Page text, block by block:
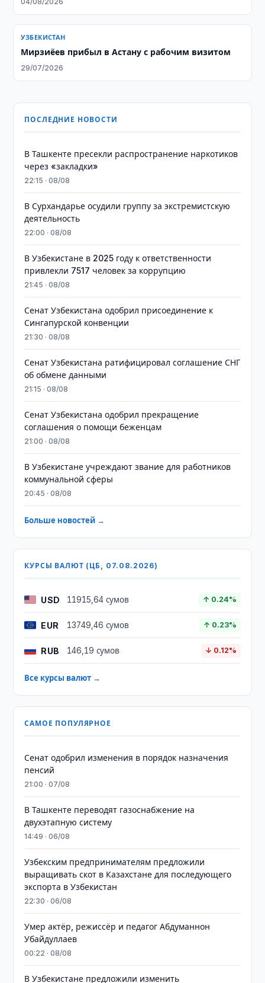
УЗБЕКИСТАН
Мирзиёев прибыл в Астану с рабочим визитом
29/07/2026
ПОСЛЕДНИЕ НОВОСТИ
В Ташкенте пресекли распространение наркотиков
через «закладки»
22:15 · 08/08
В Сурхандарье осудили группу за экстремистскую
деятельность
22:00 · 08/08
В Узбекистане в 2025 году к ответственности
привлекли 7517 человек за коррупцию
21:45 · 08/08
Сенат Узбекистана одобрил присоединение к
Сингапурской конвенции
21:30 · 08/08
Сенат Узбекистана ратифицировал соглашение СНГ
об обмене данными
21:15 · 08/08
Сенат Узбекистана одобрил прекращение
соглашения о помощи беженцам
21:00 · 08/08
В Узбекистане учреждают звание для работников
коммунальной сферы
20:45 · 08/08
Больше новостей →
КУРСЫ ВАЛЮТ (ЦБ, 07.08.2026)
USD 11915,64 сумов ↑ 0.24%
EUR 13749,46 сумов ↑ 0.23%
RUB 146,19 сумов ↓ 0.12%
Все курсы валют →
САМОЕ ПОПУЛЯРНОЕ
Сенат одобрил изменения в порядок назначения
пенсий
21:00 · 07/08
В Ташкенте переводят газоснабжение на
двухэтапную систему
14:49 · 06/08
Узбекским предпринимателям предложили
выращивать скот в Казахстане для последующего
экспорта в Узбекистан
22:30 · 06/08
Умер актёр, режиссёр и педагог Абдуманнон
Убайдуллаев
00:22 · 08/08
В Узбекистане предложили изменить